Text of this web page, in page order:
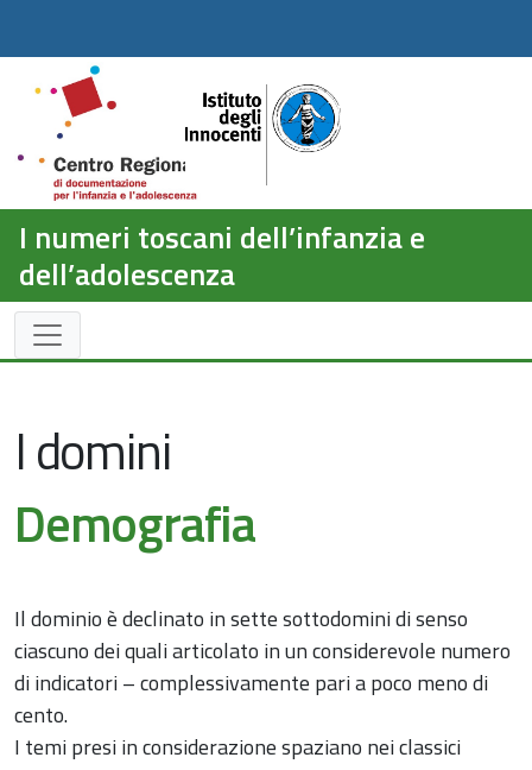
I numeri toscani dell’infanzia e
dell’adolescenza
I domini
Demografia
Il dominio è declinato in sette sottodomini di senso
ciascuno dei quali articolato in un considerevole numero
di indicatori – complessivamente pari a poco meno di
cento.
I temi presi in considerazione spaziano nei classici